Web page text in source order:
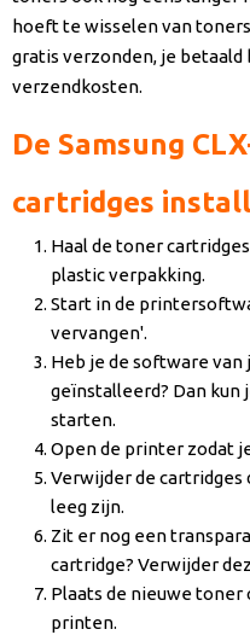
hoeft te wisselen van
gratis verzonden, je
verzendkosten.
De Samsung
cartridges
Haal de toner
plastic verpakking.
Start in de
vervangen'.
Heb je de software van
geïnstalleerd? Dan
starten.
Open de printer zodat
Verwijder de
leeg zijn.
Zit er nog een
cartridge? Verwijder
Plaats de nieuwe
printen.